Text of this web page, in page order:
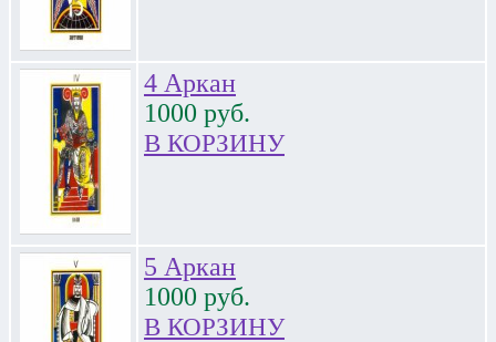
4 Аркан
1000 руб.
В КОРЗИНУ
5 Аркан
1000 руб.
В КОРЗИНУ